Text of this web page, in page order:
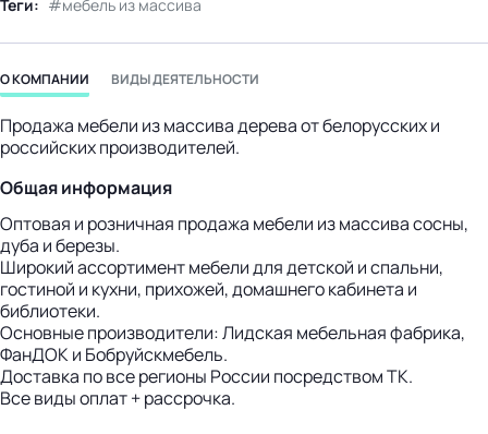
бизнес-центр
Теги: мебель из массива
О КОМПАНИИ ВИДЫ ДЕЯТЕЛЬНОСТИ
Продажа мебели из массива дерева от белорусских и
российских производителей.
Общая информация
Оптовая и розничная продажа мебели из массива сосны,
дуба и березы.
Широкий ассортимент мебели для детской и спальни,
гостиной и кухни, прихожей, домашнего кабинета и
библиотеки.
Основные производители: Лидская мебельная фабрика,
ФанДОК и Бобруйскмебель.
Доставка по все регионы России посредством ТК.
Все виды оплат + рассрочка.